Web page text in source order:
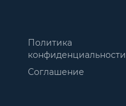
Политика
конфиденциальности
Соглашение